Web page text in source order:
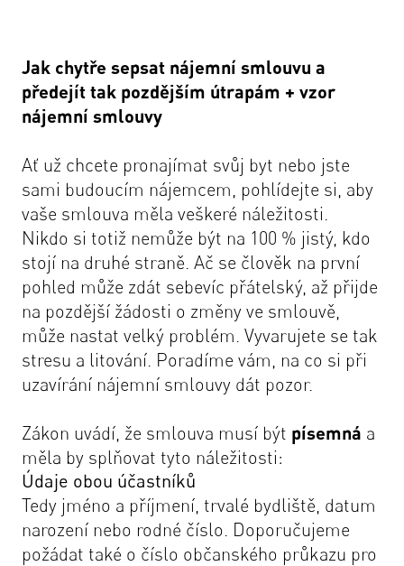
Jak chytře sepsat nájemní smlouvu a
předejít tak pozdějším útrapám + vzor
nájemní smlouvy
Ať už chcete pronajímat svůj byt nebo jste
sami budoucím nájemcem, pohlídejte si, aby
vaše smlouva měla veškeré náležitosti.
Nikdo si totiž nemůže být na 100 % jistý, kdo
stojí na druhé straně. Ač se člověk na první
pohled může zdát sebevíc přátelský, až přijde
na pozdější žádosti o změny ve smlouvě,
může nastat velký problém. Vyvarujete se tak
stresu a litování. Poradíme vám, na co si při
uzavírání nájemní smlouvy dát pozor.
Zákon uvádí, že smlouva musí být písemná a
měla by splňovat tyto náležitosti:
Údaje obou účastníků
Tedy jméno a příjmení, trvalé bydliště, datum
narození nebo rodné číslo. Doporučujeme
požádat také o číslo občanského průkazu pro